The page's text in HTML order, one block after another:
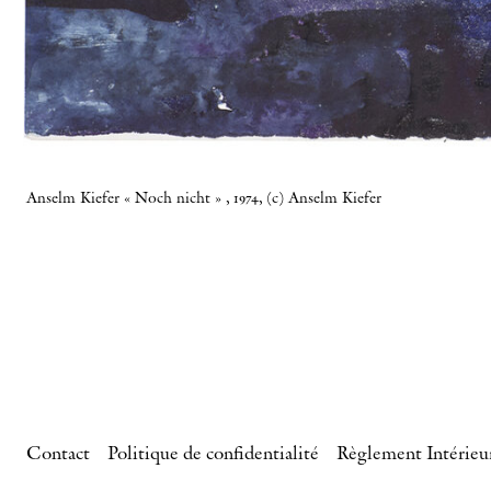
Anselm Kiefer « Noch nicht » , 1974, (c) Anselm Kiefer
Contact Politique de confidentialité Règlement